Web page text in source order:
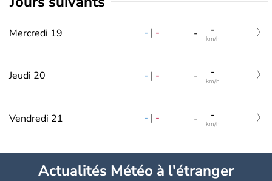
Mercredi 19 - | - - -
km/h
Jeudi 20 - | - - -
km/h
Vendredi 21 - | - - -
km/h
Actualités Météo à l'étranger